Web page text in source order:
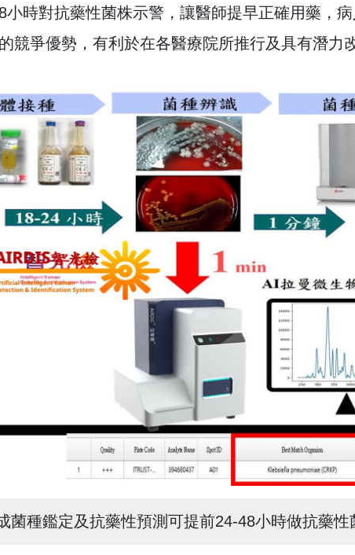
小時對抗藥性菌株示警，讓醫師提早正確用藥，
競爭優勢，有利於在各醫療院所推行及具有潛力
菌種鑑定及抗藥性預測可提前24-48小時做抗藥性